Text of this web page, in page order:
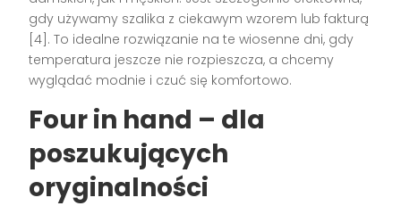
gdy używamy szalika z ciekawym wzorem lub fakturą
[4]. To idealne rozwiązanie na te wiosenne dni, gdy
temperatura jeszcze nie rozpieszcza, a chcemy
wyglądać modnie i czuć się komfortowo.
Four in hand – dla
poszukujących
oryginalności